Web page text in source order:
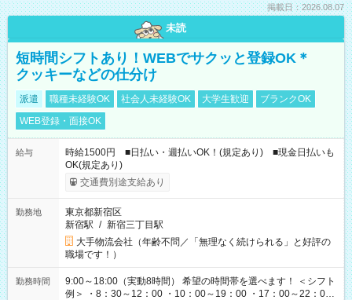
掲載日：2026.08.07
未読
短時間シフトあり！WEBでサクッと登録OK＊
クッキーなどの仕分け
派遣 職種未経験OK 社会人未経験OK 大学生歓迎
ブランクOK
WEB登録・面接OK
給与
時給1500円 ■日払い・週払いOK！(規定あり) ■現金日払いも
OK(規定あり)
交通費別途支給あり
勤務地
東京都新宿区
新宿駅 / 新宿三丁目駅
大手物流会社（年齢不問／「無理なく続けられる」と好評の
職場です！）
勤務時間
9:00～18:00（実動8時間） 希望の時間帯を選べます！ ＜シフト
例＞ ・8：30～12：00 ・10：00～19：00 ・17：00～22：00